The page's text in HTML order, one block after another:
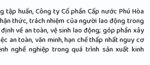
huấn, Công ty Cổ phần Cấp nước Phú Hòa
thức, trách nhiệm của người lao động trong
về an toàn, vệ sinh lao động; góp phần xây
an toàn, văn minh, hạn chế thấp nhất nguy cơ
nghề nghiệp trong quá trình sản xuất kinh